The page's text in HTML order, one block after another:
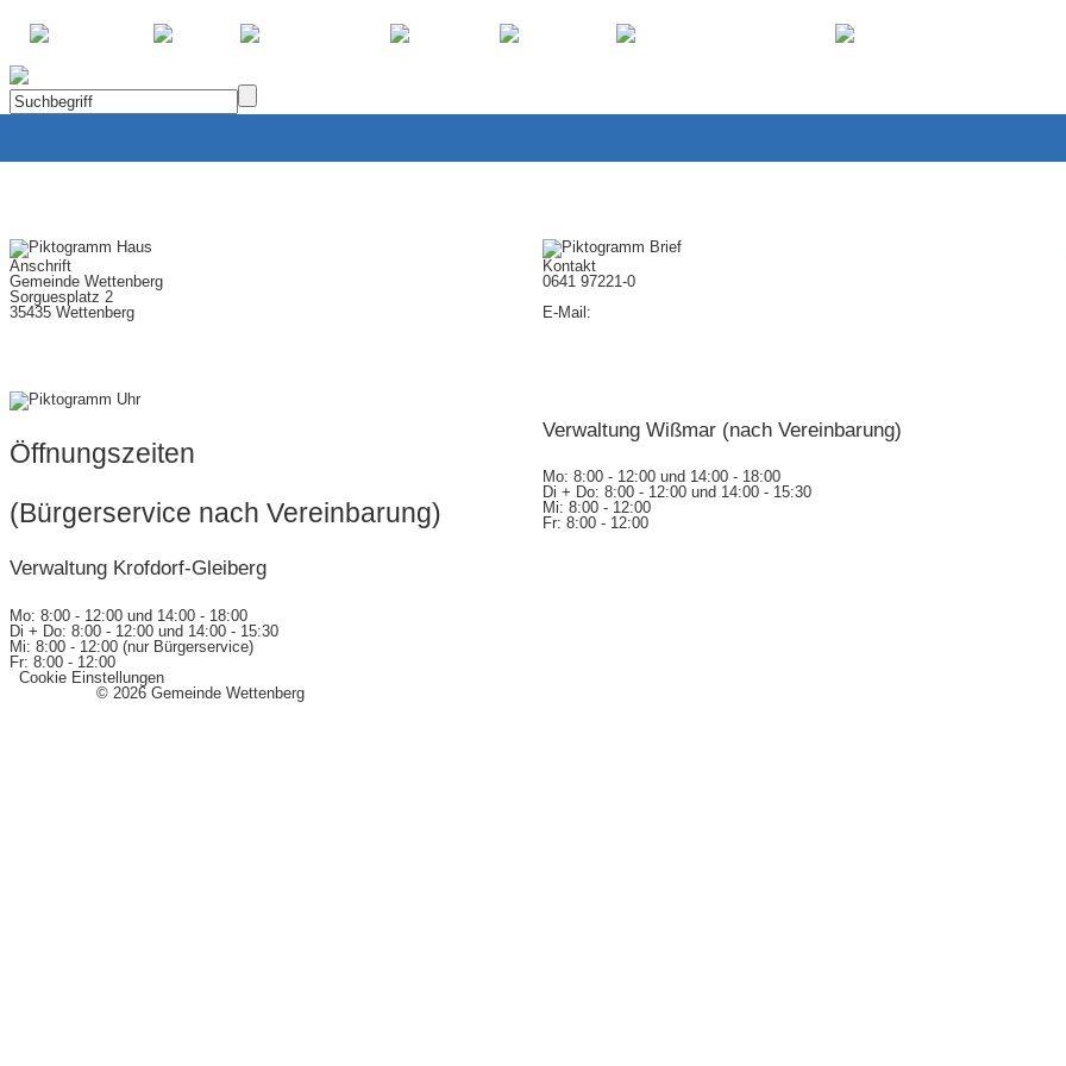
Anschrift
Gemeinde Wettenberg
Sorguesplatz 2
35435 Wettenberg
Kontakt
0641 97221-0
E-Mail:
Öffnungszeiten
(Bürgerservice nach Vereinbarung)
Verwaltung Krofdorf-Gleiberg
Mo: 8:00 - 12:00 und 14:00 - 18:00
Di + Do: 8:00 - 12:00 und 14:00 - 15:30
Mi: 8:00 - 12:00 (nur Bürgerservice)
Fr: 8:00 - 12:00
Verwaltung Wißmar (nach Vereinbarung)
Mo: 8:00 - 12:00 und 14:00 - 18:00
Di + Do: 8:00 - 12:00 und 14:00 - 15:30
Mi: 8:00 - 12:00
Fr: 8:00 - 12:00
Cookie Einstellungen
© 2026 Gemeinde Wettenberg